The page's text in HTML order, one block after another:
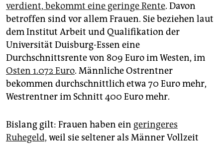
verdient, bekommt eine geringe Rente. Davon
betroffen sind vor allem Frauen. Sie beziehen laut
dem Institut Arbeit und Qualifikation der
Universität Duisburg-Essen eine
Durchschnittsrente von 809 Euro im Westen, im
Osten 1.072 Euro. Männliche Ostrentner
bekommen durchschnittlich etwa 70 Euro mehr,
Westrentner im Schnitt 400 Euro mehr.
Bislang gilt: Frauen haben ein geringeres
Ruhegeld, weil sie seltener als Männer Vollzeit